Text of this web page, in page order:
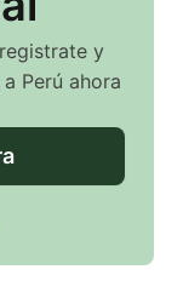
y
a Perú ahora